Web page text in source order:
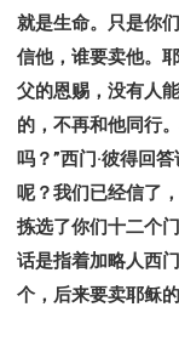
就是生命。只是你
信他，谁要卖他。
父的恩赐，没有人
的，不再和他同行
吗？”西门·彼得回
呢？我们已经信了
拣选了你们十二个
话是指着加略人西
个，后来要卖耶稣